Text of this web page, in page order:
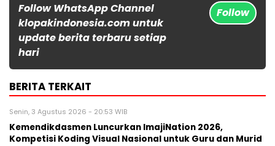
Follow WhatsApp Channel
klopakindonesia.com untuk
update berita terbaru setiap
hari
Follow
BERITA TERKAIT
Senin, 3 Agustus 2026 - 20:53 WIB
Kemendikdasmen Luncurkan ImajiNation 2026,
Kompetisi Koding Visual Nasional untuk Guru dan Murid